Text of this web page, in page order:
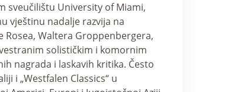
sveučilištu University of Miami,
vještinu nadalje razvija na
Rosea, Waltera Groppenbergera,
solističkim i komornim
nagrada i laskavih kritika. Često
i „Westfalen Classics“ u